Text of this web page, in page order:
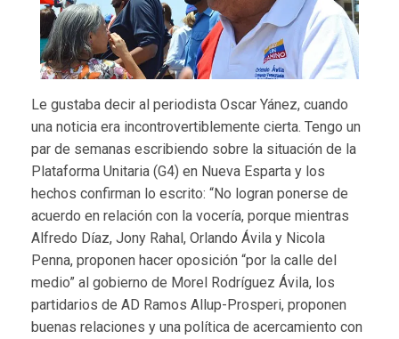
Le gustaba decir al periodista Oscar Yánez, cuando
una noticia era incontrovertiblemente cierta. Tengo un
par de semanas escribiendo sobre la situación de la
Plataforma Unitaria (G4) en Nueva Esparta y los
hechos confirman lo escrito: “No logran ponerse de
acuerdo en relación con la vocería, porque mientras
Alfredo Díaz, Jony Rahal, Orlando Ávila y Nicola
Penna, proponen hacer oposición “por la calle del
medio” al gobierno de Morel Rodríguez Ávila, los
partidarios de AD Ramos Allup-Prosperi, proponen
buenas relaciones y una política de acercamiento con